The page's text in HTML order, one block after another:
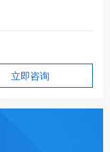
立即咨询